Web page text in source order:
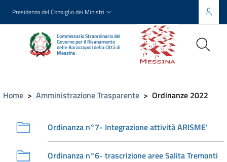
Presidenza del Consiglio dei Ministri
Commissario Straordinario del
Governo per il Risanamento
delle Baraccopoli della Città di
Messina
Home > Amministrazione Trasparente > Ordinanze 2022
Ordinanza n°7- Integrazione attività ARISME’
Ordinanza n°6- trascrizione aree Salita Tremonti